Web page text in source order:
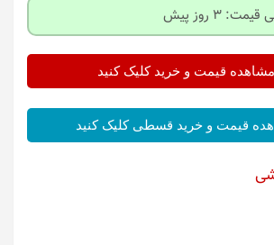
3 روز پیش
قیمت و خرید کلیک کنید
قیمت و خرید قسطی کلیک کنید